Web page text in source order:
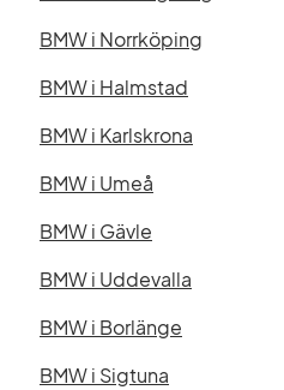
BMW i Norrköping
BMW i Halmstad
BMW i Karlskrona
BMW i Umeå
BMW i Gävle
BMW i Uddevalla
BMW i Borlänge
BMW i Sigtuna